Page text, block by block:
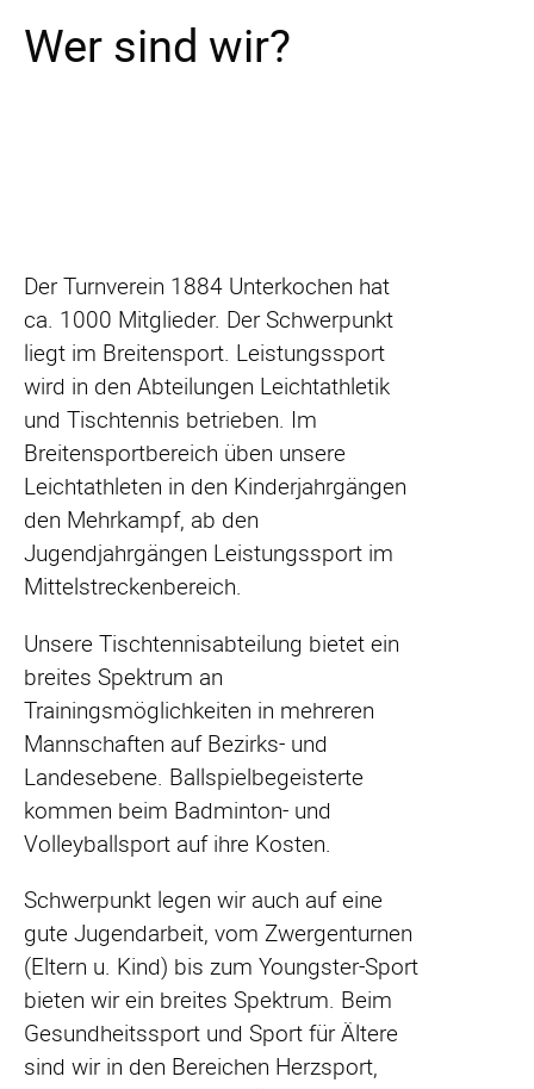
Wer sind wir?
Der Turnverein 1884 Unterkochen hat
ca. 1000 Mitglieder. Der Schwerpunkt
liegt im Breitensport. Leistungssport
wird in den Abteilungen Leichtathletik
und Tischtennis betrieben. Im
Breitensportbereich üben unsere
Leichtathleten in den Kinderjahrgängen
den Mehrkampf, ab den
Jugendjahrgängen Leistungssport im
Mittelstreckenbereich.
Unsere Tischtennisabteilung bietet ein
breites Spektrum an
Trainingsmöglichkeiten in mehreren
Mannschaften auf Bezirks- und
Landesebene. Ballspielbegeisterte
kommen beim Badminton- und
Volleyballsport auf ihre Kosten.
Schwerpunkt legen wir auch auf eine
gute Jugendarbeit, vom Zwergenturnen
(Eltern u. Kind) bis zum Youngster-Sport
bieten wir ein breites Spektrum. Beim
Gesundheitssport und Sport für Ältere
sind wir in den Bereichen Herzsport,